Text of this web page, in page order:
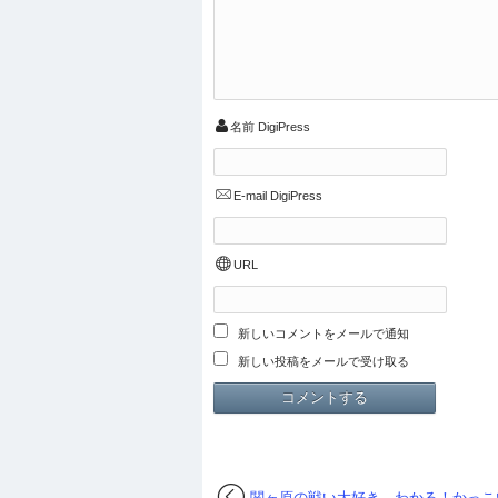
名前 DigiPress
E-mail DigiPress
URL
新しいコメントをメールで通知
新しい投稿をメールで受け取る